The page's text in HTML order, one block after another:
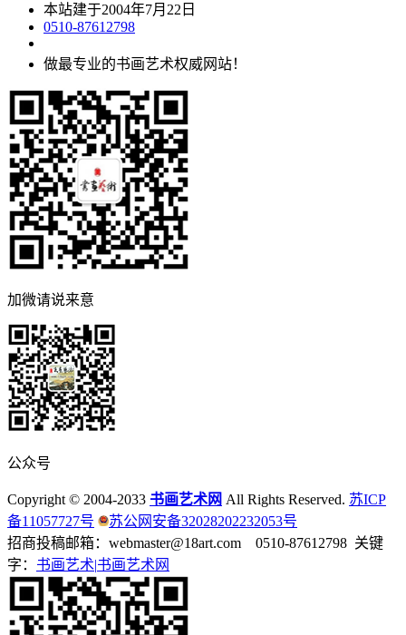
本站建于2004年7月22日
0510-87612798
做最专业的书画艺术权威网站！
加微请说来意
公众号
Copyright © 2004-2033 书画艺术网 All Rights Reserved. 苏ICP
备11057727号
苏公网安备32028202232053号
招商投稿邮箱：webmaster@18art.com 0510-87612798 关键
字： 书画艺术|书画艺术网